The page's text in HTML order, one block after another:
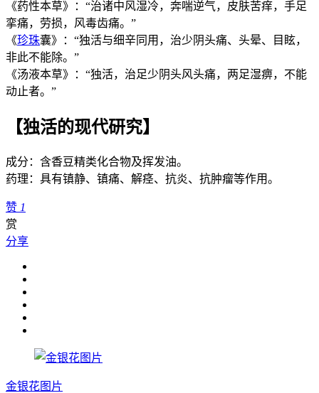
《药性本草》：“治诸中风湿冷，奔喘逆气，皮肤苦痒，手足
挛痛，劳损，风毒齿痛。”
《珍珠囊》：“独活与细辛同用，治少阴头痛、头晕、目眩，
非此不能除。”
《汤液本草》：“独活，治足少阴头风头痛，两足湿痹，不能
动止者。”
【独活的现代研究】
成分：含香豆精类化合物及挥发油。
药理：具有镇静、镇痛、解痉、抗炎、抗肿瘤等作用。
赞 1
赏
分享
金银花图片